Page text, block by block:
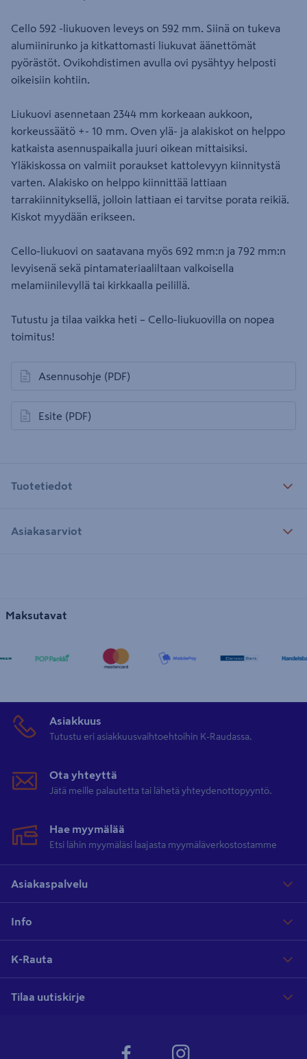
Cello 592 -liukuoven leveys on 592 mm. Siinä on tukeva
alumiinirunko ja kitkattomasti liukuvat äänettömät
pyörästöt. Ovikohdistimen avulla ovi pysähtyy helposti
oikeisiin kohtiin.
Liukuovi asennetaan 2344 mm korkeaan aukkoon,
korkeussäätö +- 10 mm. Oven ylä- ja alakiskot on helppo
katkaista asennuspaikalla juuri oikean mittaisiksi.
Yläkiskossa on valmiit poraukset kattolevyyn kiinnitystä
varten. Alakisko on helppo kiinnittää lattiaan
tarrakiinnityksellä, jolloin lattiaan ei tarvitse porata reikiä.
Kiskot myydään erikseen.
Cello-liukuovi on saatavana myös 692 mm:n ja 792 mm:n
levyisenä sekä pintamateriaaliltaan valkoisella
melamiinilevyllä tai kirkkaalla peilillä.
Tutustu ja tilaa vaikka heti – Cello-liukuovilla on nopea
toimitus!
Asennusohje (PDF)
avautuu uuteen välilehteen
Esite (PDF)
avautuu uuteen välilehteen
Tuotetiedot
Asiakasarviot
Maksutavat
Asiakkuus
Tutustu eri asiakkuusvaihtoehtoihin K-Raudassa.
Ota yhteyttä
Jätä meille palautetta tai lähetä yhteydenottopyyntö.
Hae myymälää
Etsi lähin myymäläsi laajasta myymäläverkostostamme
Asiakaspalvelu
Info
K-Rauta
Tilaa uutiskirje